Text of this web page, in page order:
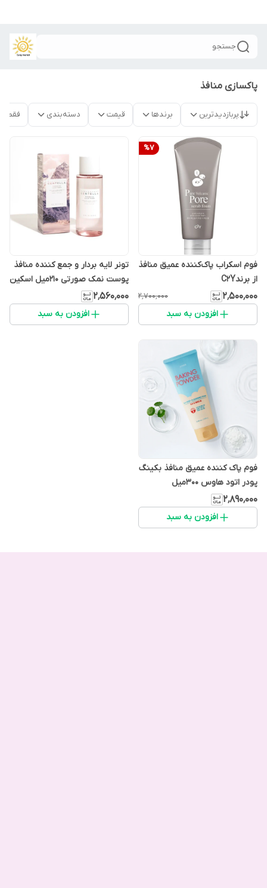
جستجو
پاکسازی منافذ
پربازدیدترین برندها قیمت دسته‌بندی فقط
%7
فوم اسکراب پاک‌کننده عمیق منافذ
از برندC2Y
۲٬۵۰۰٬۰۰۰ ۲٬۷۰۰٬۰۰۰
افزودن به سبد
تونر لایه بردار و جمع کننده منافذ
پوست نمک صورتی 210میل اسکین
1004
۲٬۵۶۰٬۰۰۰
افزودن به سبد
فوم پاک کننده عمیق منافذ بکینگ
پودر اتود هاوس ۳۰۰میل
۲٬۸۹۰٬۰۰۰
افزودن به سبد